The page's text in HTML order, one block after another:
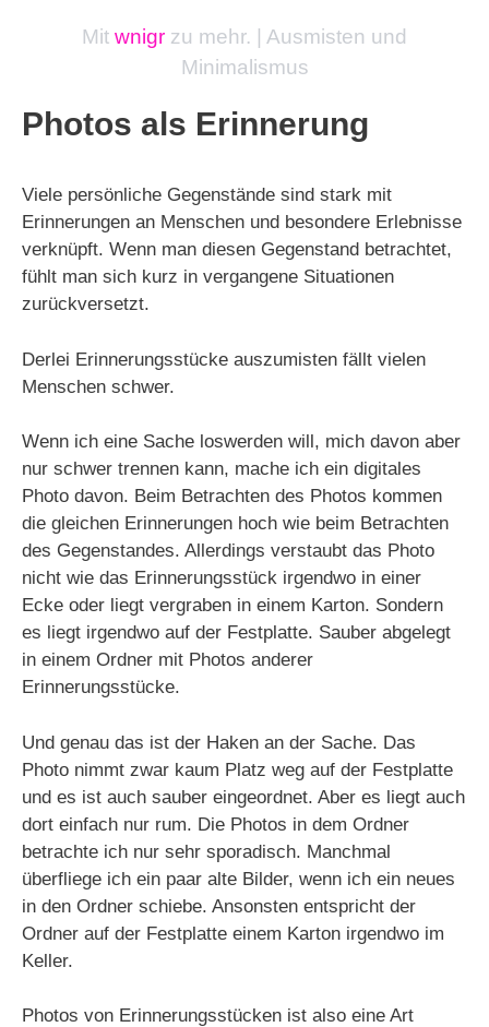
Mit wnigr zu mehr. | Ausmisten und
Minimalismus
Photos als Erinnerung
Viele persönliche Gegenstände sind stark mit
Erinnerungen an Menschen und besondere Erlebnisse
verknüpft. Wenn man diesen Gegenstand betrachtet,
fühlt man sich kurz in vergangene Situationen
zurückversetzt.
Derlei Erinnerungsstücke auszumisten fällt vielen
Menschen schwer.
Wenn ich eine Sache loswerden will, mich davon aber
nur schwer trennen kann, mache ich ein digitales
Photo davon. Beim Betrachten des Photos kommen
die gleichen Erinnerungen hoch wie beim Betrachten
des Gegenstandes. Allerdings verstaubt das Photo
nicht wie das Erinnerungsstück irgendwo in einer
Ecke oder liegt vergraben in einem Karton. Sondern
es liegt irgendwo auf der Festplatte. Sauber abgelegt
in einem Ordner mit Photos anderer
Erinnerungsstücke.
Und genau das ist der Haken an der Sache. Das
Photo nimmt zwar kaum Platz weg auf der Festplatte
und es ist auch sauber eingeordnet. Aber es liegt auch
dort einfach nur rum. Die Photos in dem Ordner
betrachte ich nur sehr sporadisch. Manchmal
überfliege ich ein paar alte Bilder, wenn ich ein neues
in den Ordner schiebe. Ansonsten entspricht der
Ordner auf der Festplatte einem Karton irgendwo im
Keller.
Photos von Erinnerungsstücken ist also eine Art